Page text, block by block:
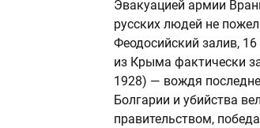
Эвакуацией армии
русских людей не
Феодосийский залив,
из Крыма фактически
1928) — вождя
Болгарии и убийства
правительством,